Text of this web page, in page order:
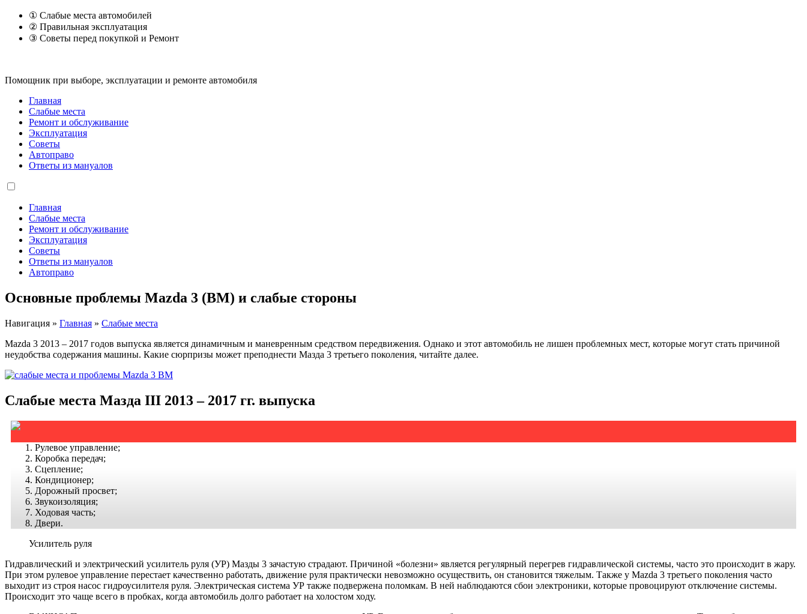
① Слабые места автомобилей
② Правильная эксплуатация
③ Советы перед покупкой и Ремонт
Помощник при выборе, эксплуатации и ремонте автомобиля
Главная
Слабые места
Ремонт и обслуживание
Эксплуатация
Советы
Автоправо
Ответы из мануалов
Главная
Слабые места
Ремонт и обслуживание
Эксплуатация
Советы
Ответы из мануалов
Автоправо
Основные проблемы Mazda 3 (BM) и слабые стороны
Навигация » Главная » Слабые места
Mazda 3 2013 – 2017 годов выпуска является динамичным и маневренным средством передвижения. Однако и этот автомобиль не лишен проблемных мест, которые могут стать причиной
неудобства содержания машины. Какие сюрпризы может преподнести Мазда 3 третьего поколения, читайте далее.
Слабые места Мазда III 2013 – 2017 гг. выпуска
Рулевое управление;
Коробка передач;
Сцепление;
Кондиционер;
Дорожный просвет;
Звукоизоляция;
Ходовая часть;
Двери.
Усилитель руля
Гидравлический и электрический усилитель руля (УР) Мазды 3 зачастую страдают. Причиной «болезни» является регулярный перегрев гидравлической системы, часто это происходит в жару.
При этом рулевое управление перестает качественно работать, движение руля практически невозможно осуществить, он становится тяжелым. Также у Mazda 3 третьего поколения часто
выходит из строя насос гидроусилителя руля. Электрическая система УР также подвержена поломкам. В ней наблюдаются сбои электроники, которые провоцируют отключение системы.
Происходит это чаще всего в пробках, когда автомобиль долго работает на холостом ходу.